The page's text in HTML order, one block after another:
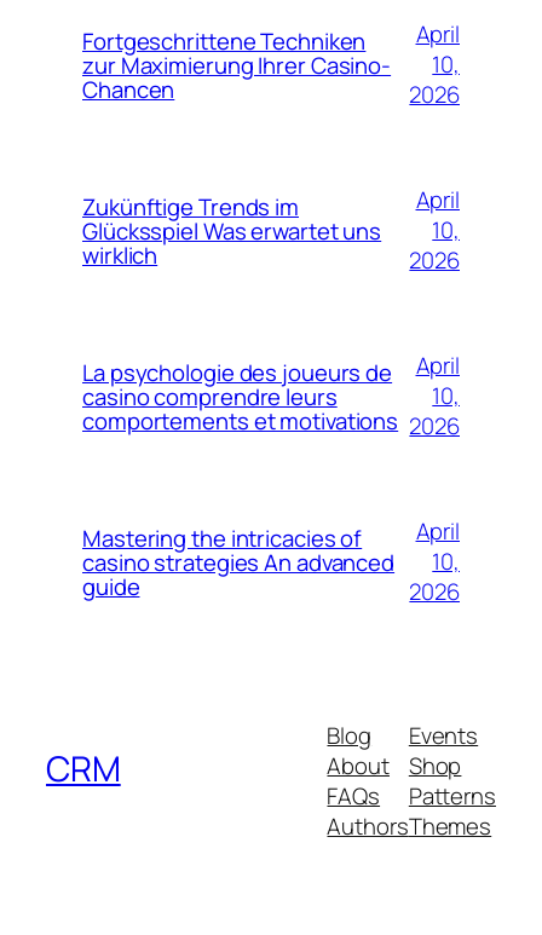
Fortgeschrittene Techniken
zur Maximierung Ihrer Casino-
Chancen
April
10,
2026
Zukünftige Trends im
Glücksspiel Was erwartet uns
wirklich
April
10,
2026
La psychologie des joueurs de
casino comprendre leurs
comportements et motivations
April
10,
2026
Mastering the intricacies of
casino strategies An advanced
guide
April
10,
2026
CRM
Blog
About
FAQs
Authors
Events
Shop
Patterns
Themes